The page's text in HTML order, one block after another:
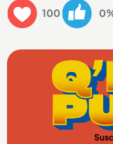
100